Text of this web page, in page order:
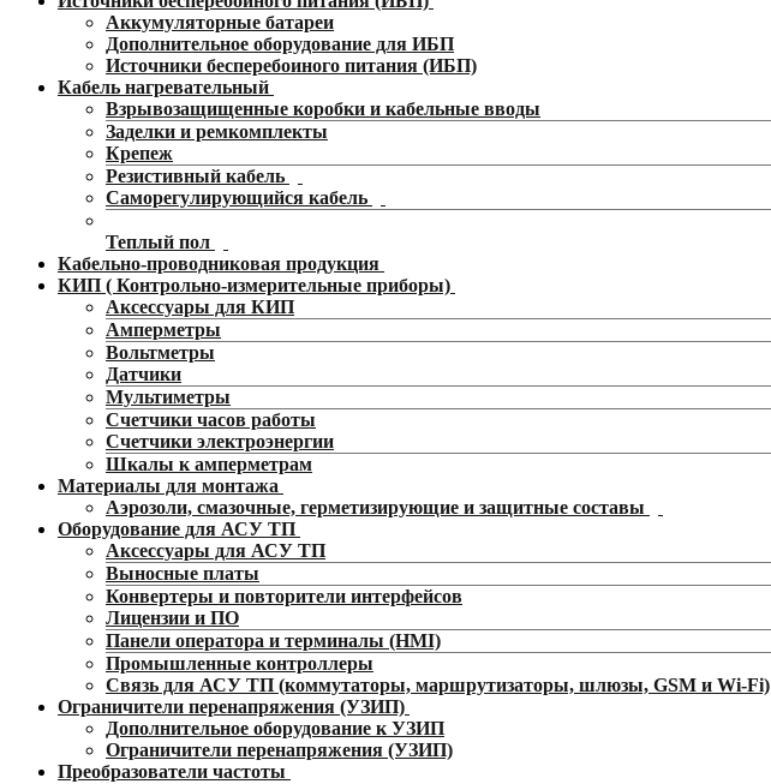
Аккумуляторные батареи
Дополнительное оборудование для ИБП
Источники бесперебоиного питания (ИБП)
Кабель нагревательный
Взрывозащищенные коробки и кабельные вводы
Заделки и ремкомплекты
Крепеж
Резистивный кабель
Саморегулирующийся кабель
Теплый пол
Кабельно-проводниковая продукция
КИП ( Контрольно-измерительные приборы)
Аксессуары для КИП
Амперметры
Вольтметры
Датчики
Мультиметры
Счетчики часов работы
Счетчики электроэнергии
Шкалы к амперметрам
Материалы для монтажа
Аэрозоли, смазочные, герметизирующие и защитные составы
Оборудование для АСУ ТП
Аксессуары для АСУ ТП
Выносные платы
Конвертеры и повторители интерфейсов
Лицензии и ПО
Панели оператора и терминалы (HMI)
Промышленные контроллеры
Связь для АСУ ТП (коммутаторы, маршрутизаторы, шлюзы, GSM и Wi-Fi)
Ограничители перенапряжения (УЗИП)
Дополнительное оборудование к УЗИП
Ограничители перенапряжения (УЗИП)
Преобразователи частоты